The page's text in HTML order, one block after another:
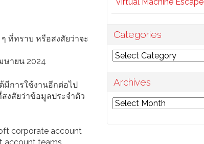
ที่ทราบ หรือสงสัยว่าจะ
ษายน 2024
มีการใช้งานอีกต่อไป
งสัยว่าข้อมูลประจำตัว
corporate account
Categories
Categories
Archives
Archives